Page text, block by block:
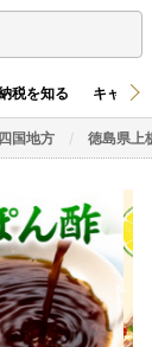
税を知る キャン
四国地方 徳島県上